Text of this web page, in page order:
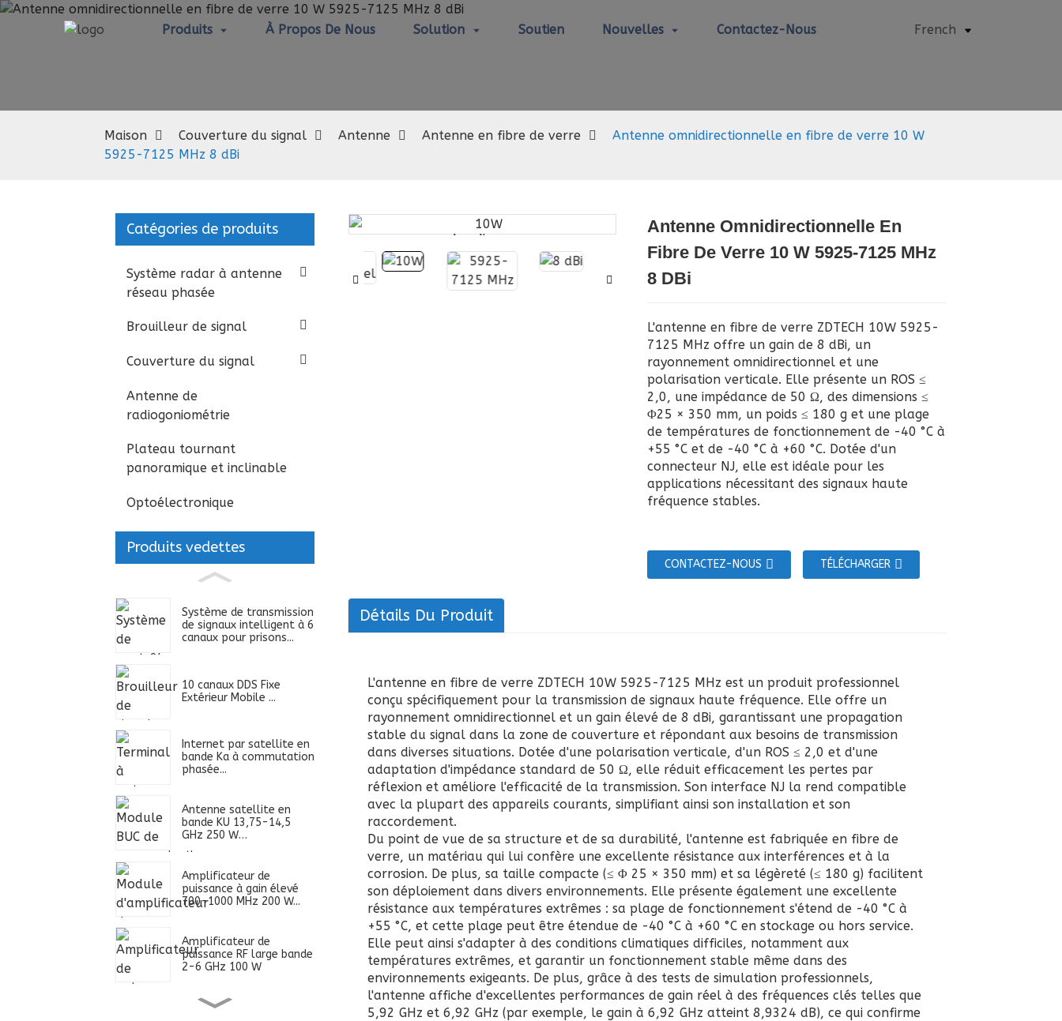
Produits À Propos De Nous Solution Soutien Nouvelles Contactez-Nous French
Maison Couverture du signal Antenne Antenne en fibre de verre
Antenne omnidirectionnelle en fibre de verre 10 W
5925-7125 MHz 8 dBi
Catégories de produits
Système radar à antenne
réseau phasée
Brouilleur de signal
Couverture du signal
Antenne de
radiogoniométrie
Plateau tournant
panoramique et inclinable
Optoélectronique
Produits vedettes
Système de transmission
de signaux intelligent à 6
canaux pour prisons...
10 canaux DDS Fixe
Extérieur Mobile ...
Internet par satellite en
bande Ka à commutation
phasée...
Antenne satellite en
bande KU 13,75-14,5
GHz 250 W…
Amplificateur de
puissance à gain élevé
700-1000 MHz 200 W...
Amplificateur de
puissance RF large bande
2-6 GHz 100 W
Alimentation ultra large
Loading...
Loading... Loading...
Loading...
Antenne Omnidirectionnelle En
Fibre De Verre 10 W 5925-7125 MHz
8 DBi
L'antenne en fibre de verre ZDTECH 10W 5925-
7125 MHz offre un gain de 8 dBi, un
rayonnement omnidirectionnel et une
polarisation verticale. Elle présente un ROS ≤
2,0, une impédance de 50 Ω, des dimensions ≤
Φ25 × 350 mm, un poids ≤ 180 g et une plage
de températures de fonctionnement de -40 °C à
+55 °C et de -40 °C à +60 °C. Dotée d'un
connecteur NJ, elle est idéale pour les
applications nécessitant des signaux haute
fréquence stables.
CONTACTEZ-NOUS TÉLÉCHARGER
Détails Du Produit
L'antenne en fibre de verre ZDTECH 10W 5925-7125 MHz est un produit professionnel
conçu spécifiquement pour la transmission de signaux haute fréquence. Elle offre un
rayonnement omnidirectionnel et un gain élevé de 8 dBi, garantissant une propagation
stable du signal dans la zone de couverture et répondant aux besoins de transmission
dans diverses situations. Dotée d'une polarisation verticale, d'un ROS ≤ 2,0 et d'une
adaptation d'impédance standard de 50 Ω, elle réduit efficacement les pertes par
réflexion et améliore l'efficacité de la transmission. Son interface NJ la rend compatible
avec la plupart des appareils courants, simplifiant ainsi son installation et son
raccordement.
Du point de vue de sa structure et de sa durabilité, l'antenne est fabriquée en fibre de
verre, un matériau qui lui confère une excellente résistance aux interférences et à la
corrosion. De plus, sa taille compacte (≤ Φ 25 × 350 mm) et sa légèreté (≤ 180 g) facilitent
son déploiement dans divers environnements. Elle présente également une excellente
résistance aux températures extrêmes : sa plage de fonctionnement s'étend de -40 °C à
+55 °C, et cette plage peut être étendue de -40 °C à +60 °C en stockage ou hors service.
Elle peut ainsi s'adapter à des conditions climatiques difficiles, notamment aux
températures extrêmes, et garantir un fonctionnement stable même dans des
environnements exigeants. De plus, grâce à des tests de simulation professionnels,
l'antenne affiche d'excellentes performances de gain réel à des fréquences clés telles que
5,92 GHz et 6,92 GHz (par exemple, le gain à 6,92 GHz atteint 8,9324 dB), ce qui confirme